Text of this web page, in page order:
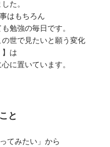
た。
はもちろん
勉強の毎日です。
世で見たいと願う変化
は
に置いています。
と
てみたい」から